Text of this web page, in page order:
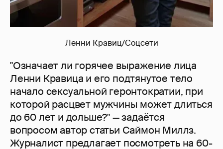
Ленни Кравиц/Соцсети
"Означает ли горячее выражение лица
Ленни Кравица и его подтянутое тело
начало сексуальной геронтократии, при
которой расцвет мужчины может длиться
до 60 лет и дольше?" — задаётся
вопросом автор статьи Саймон Миллз.
Журналист предлагает посмотреть на 60-